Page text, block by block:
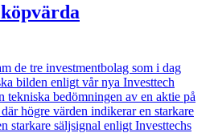
de tre investmentbolag som i dag
bilden enligt vår nya Investtech
tekniska bedömningen av en aktie på
högre värden indikerar en starkare
starkare säljsignal enligt Investtechs